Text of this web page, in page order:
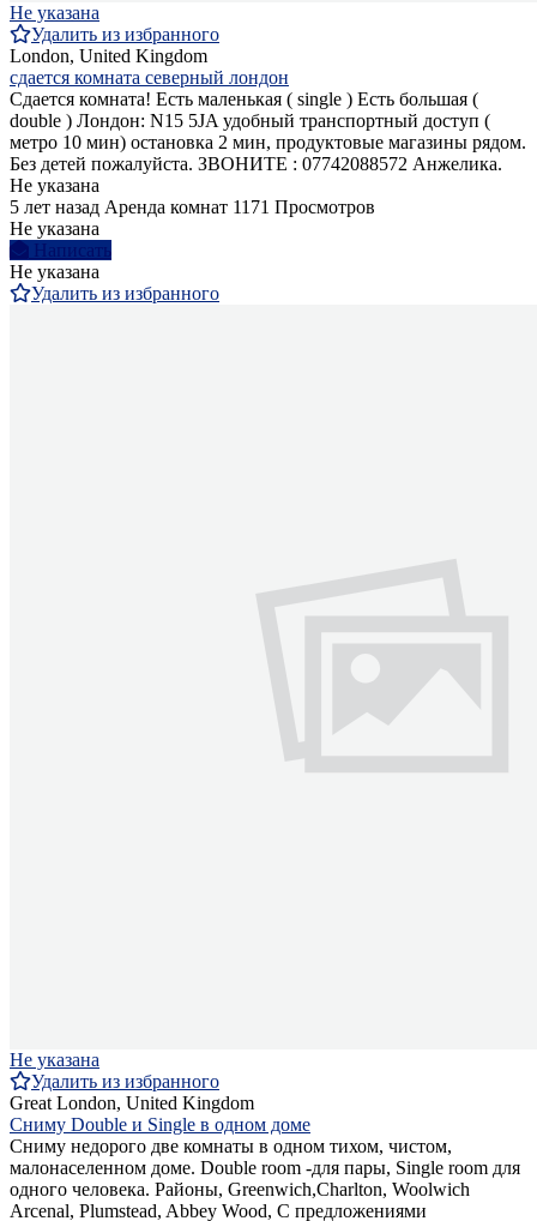
Не указана
Удалить из избранного
London, United Kingdom
сдается комната северный лондон
Сдается комната! Есть маленькая ( single ) Есть большая (
double ) Лондон: N15 5JA удобный транспортный доступ (
метро 10 мин) остановка 2 мин, продуктовые магазины рядом.
Без детей пожалуйста. ЗВОНИТЕ : 07742088572 Анжелика.
Не указана
5 лет назад Аренда комнат 1171 Просмотров
Не указана
Написать
Не указана
Удалить из избранного
Не указана
Удалить из избранного
Great London, United Kingdom
Сниму Double и Single в одном доме
Сниму недорого две комнаты в одном тихом, чистом,
малонаселенном доме. Double room -для пары, Single room для
одного человека. Районы, Greenwich,Charlton, Woolwich
Arcenal, Plumstead, Abbey Wood, С предложениями